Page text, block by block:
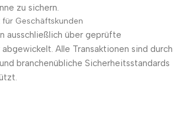
zu sichern.
Geschäftskunden
ausschließlich über geprüfte
Alle Transaktionen sind durch
branchenübliche Sicherheitsstandards